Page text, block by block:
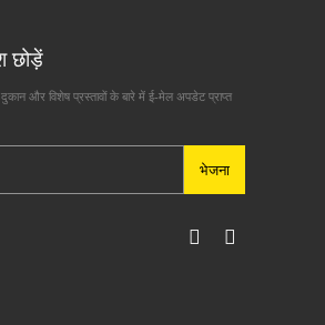
छोड़ें
दुकान और विशेष प्रस्तावों के बारे में ई-मेल अपडेट प्राप्त
भेजना